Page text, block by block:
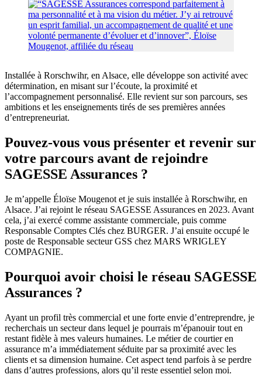
Installée à Rorschwihr, en Alsace, elle développe son activité avec
détermination, en misant sur l’écoute, la proximité et
l’accompagnement personnalisé. Elle revient sur son parcours, ses
ambitions et les enseignements tirés de ses premières années
d’entrepreneuriat.
Pouvez-vous vous présenter et revenir sur
votre parcours avant de rejoindre
SAGESSE Assurances ?
Je m’appelle Éloïse Mougenot et je suis installée à Rorschwihr, en
Alsace. J’ai rejoint le réseau SAGESSE Assurances en 2023. Avant
cela, j’ai exercé comme assistante commerciale, puis comme
Responsable Comptes Clés chez BURGER. J’ai ensuite occupé le
poste de Responsable secteur GSS chez MARS WRIGLEY
COMPAGNIE.
Pourquoi avoir choisi le réseau SAGESSE
Assurances ?
Ayant un profil très commercial et une forte envie d’entreprendre, je
recherchais un secteur dans lequel je pourrais m’épanouir tout en
restant fidèle à mes valeurs humaines. Le métier de courtier en
assurance m’a immédiatement séduite par sa proximité avec les
clients et sa dimension humaine. Cet aspect tend parfois à se perdre
dans d’autres professions, alors qu’il reste essentiel selon moi.